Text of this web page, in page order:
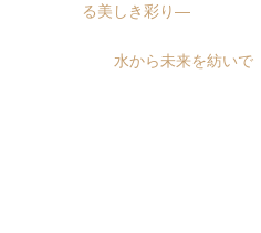
る美しき彩り―
水から未来を紡い